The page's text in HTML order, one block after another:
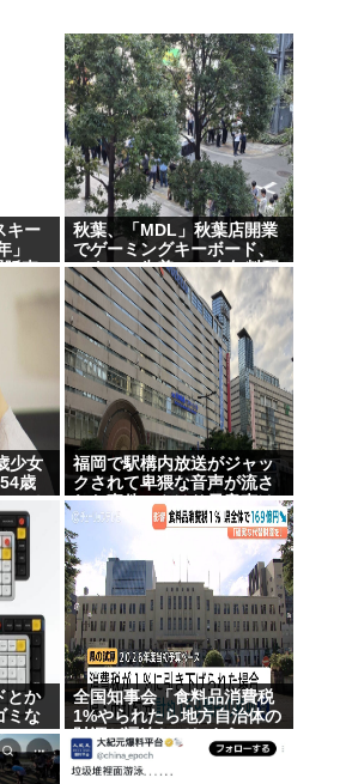
キー
」
販売
秋葉、「MDL」秋葉店開業
でゲーミングキーボード、
マウス、先着1000名無料配
布で行列。まだいけるぞ急
げ!!
少女
歳
』で
る
福岡で駅構内放送がジャッ
クされて卑猥な音声が流さ
れた事件、やはり元音声は
動ありの動画だった
とか
ミな
全国知事会「食料品消費税
1%やられたら地方自治体の
財源が逼迫してしまう 」…
この流れ地方税増税するし
かないよ、もう